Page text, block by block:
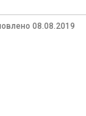
08.08.2019